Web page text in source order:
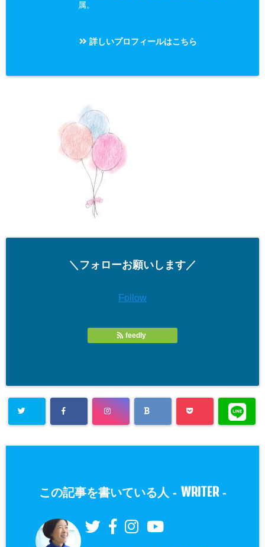
属。
詳しいプロフィールはこちら
＼フォローお願いします／
Follow
feedly
この記事を書いている人 - WRITER-